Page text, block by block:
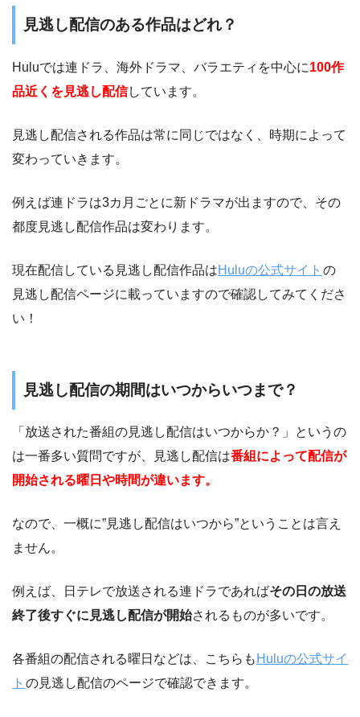
見逃し配信のある作品はどれ？
Huluでは連ドラ、海外ドラマ、バラエティを中心に100作
品近くを見逃し配信しています。
見逃し配信される作品は常に同じではなく、時期によって
変わっていきます。
例えば連ドラは3カ月ごとに新ドラマが出ますので、その
都度見逃し配信作品は変わります。
現在配信している見逃し配信作品はHuluの公式サイト の
見逃し配信ページに載っていますので確認してみてくださ
い！
見逃し配信の期間はいつからいつまで？
「放送された番組の見逃し配信はいつからか？」というの
は一番多い質問ですが、見逃し配信は番組によって配信が
開始される曜日や時間が違います。
なので、一概に”見逃し配信はいつから”ということは言え
ません。
例えば、日テレで放送される連ドラであればその日の放送
終了後すぐに見逃し配信が開始されるものが多いです。
各番組の配信される曜日などは、こちらも Huluの公式サイ
ト の見逃し配信のページで確認できます。